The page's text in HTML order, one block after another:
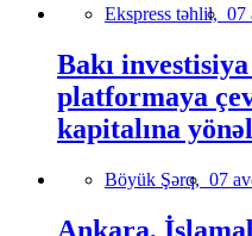
Ekspress təhlil, 07
Bakı
platformaya
kapitalına
Böyük Şərq, 07
Ankara,